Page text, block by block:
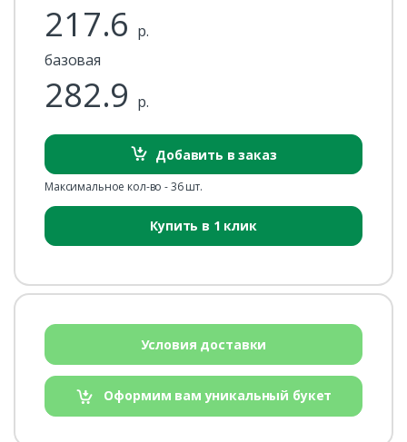
217.6 р.
базовая
282.9 р.
Добавить в заказ
Максимальное кол-во - 36 шт.
Купить в 1 клик
Условия доставки
Оформим вам уникальный букет